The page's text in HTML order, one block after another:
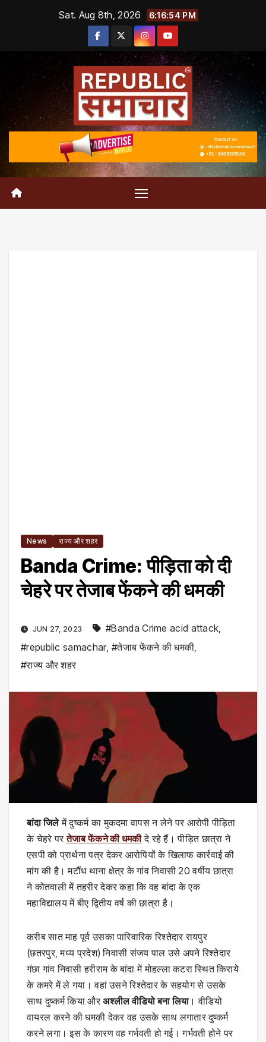
Sat. Aug 8th, 2026 6:16:54 PM
News राज्य और शहर
Banda Crime: पीड़िता को दी
चेहरे पर तेजाब फेंकने की धमकी
JUN 27, 2023 #Banda Crime acid attack
#republic samachar,#तेजाब फेंकने की धमकी
#राज्य और शहर
बांदा जिलेमें दुष्कर्म का मुकदमा वापस न लेने पर आरोपी पीड़िता
के चेहरे परतेजाब फेंकने की धमकीदे रहे हैं। पीड़ित छात्रा ने
एसपी को प्रार्थना पत्र देकर आरोपियों के खिलाफ कार्रवाई की
मांग की है। मटौंध थाना क्षेत्र के गांव निवासी 20 वर्षीय छात्रा
ने कोतवाली में तहरीर देकर कहा कि वह बांदा के एक
महाविद्यालय में बीए द्वितीय वर्ष की छात्रा है।
करीब सात माह पूर्व उसका पारिवारिक रिश्तेदार रायपुर
(छतरपुर, मध्य प्रदेश) निवासी संजय पाल उसे अपने रिश्तेदार
गंछा गांव निवासी हरीराम के बांदा में मोहल्ला कटरा स्थित किराये
के कमरे में ले गया। वहां उसने रिश्तेदार के सहयोग से उसके
साथ दुष्कर्म किया औरअश्लील वीडियो बना लिया। वीडियो
वायरल करने की धमकी देकर वह उसके साथ लगातार दुष्कर्म
करने लगा। इस के कारण वह गर्भवती हो गई। गर्भवती होने पर